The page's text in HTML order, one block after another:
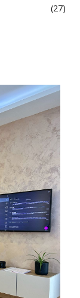
(27)